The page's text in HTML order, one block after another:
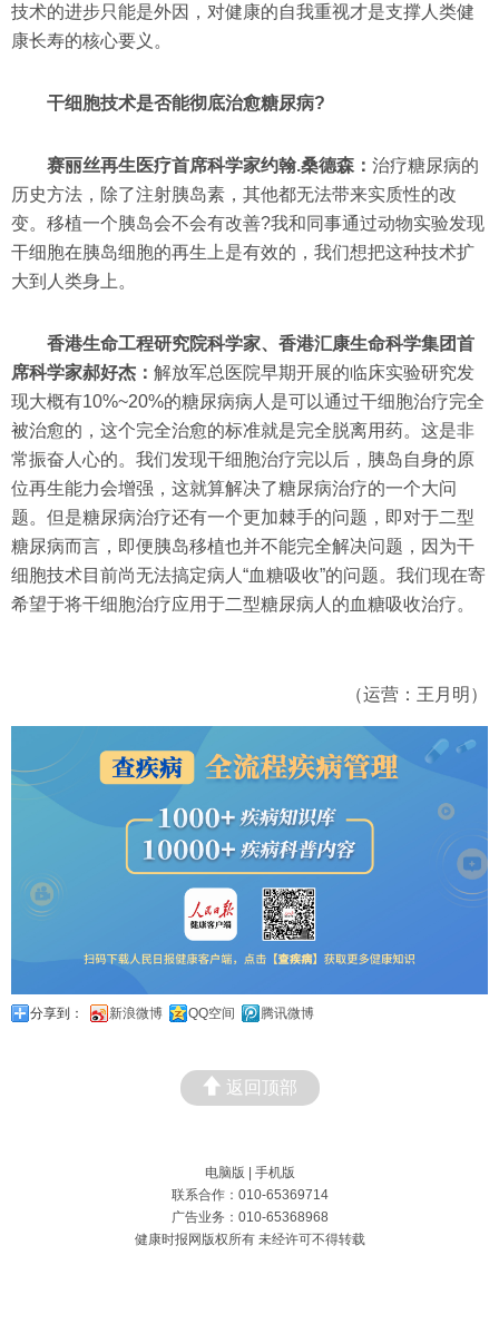
技术的进步只能是外因，对健康的自我重视才是支撑人类健
康长寿的核心要义。
干细胞技术是否能彻底治愈糖尿病?
赛丽丝再生医疗首席科学家约翰.桑德森： 治疗糖尿病的
历史方法，除了注射胰岛素，其他都无法带来实质性的改
变。移植一个胰岛会不会有改善?我和同事通过动物实验发现
干细胞在胰岛细胞的再生上是有效的，我们想把这种技术扩
大到人类身上。
香港生命工程研究院科学家、香港汇康生命科学集团首
席科学家郝好杰： 解放军总医院早期开展的临床实验研究发
现大概有10%~20%的糖尿病病人是可以通过干细胞治疗完全
被治愈的，这个完全治愈的标准就是完全脱离用药。这是非
常振奋人心的。我们发现干细胞治疗完以后，胰岛自身的原
位再生能力会增强，这就算解决了糖尿病治疗的一个大问
题。但是糖尿病治疗还有一个更加棘手的问题，即对于二型
糖尿病而言，即便胰岛移植也并不能完全解决问题，因为干
细胞技术目前尚无法搞定病人“血糖吸收”的问题。我们现在寄
希望于将干细胞治疗应用于二型糖尿病人的血糖吸收治疗。
（运营：王月明）
分享到： 新浪微博 QQ空间 腾讯微博
返回顶部
电脑版 | 手机版
联系合作：010-65369714
广告业务：010-65368968
健康时报网版权所有 未经许可不得转载